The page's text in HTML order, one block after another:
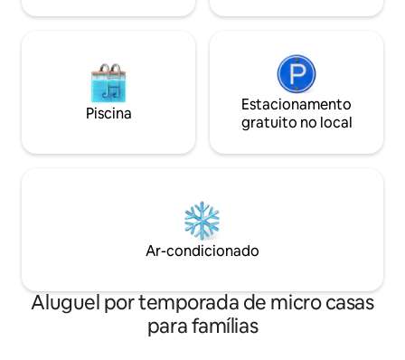
Piscina
Estacionamento
gratuito no local
Ar-condicionado
Aluguel por temporada de micro casas
para famílias